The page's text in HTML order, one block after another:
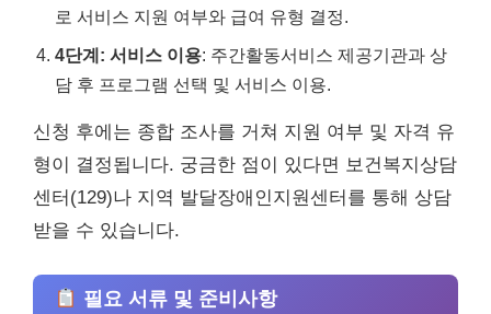
로 서비스 지원 여부와 급여 유형 결정.
4단계: 서비스 이용: 주간활동서비스 제공기관과 상
담 후 프로그램 선택 및 서비스 이용.
신청 후에는 종합 조사를 거쳐 지원 여부 및 자격 유
형이 결정됩니다. 궁금한 점이 있다면 보건복지상담
센터(129)나 지역 발달장애인지원센터를 통해 상담
받을 수 있습니다.
필요 서류 및 준비사항